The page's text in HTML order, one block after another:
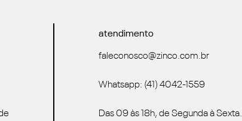
atendimento
faleconosco@zinco.com.br
Whatsapp: (41) 4042-1559
Das 09 às 18h, de Segunda à Sexta.